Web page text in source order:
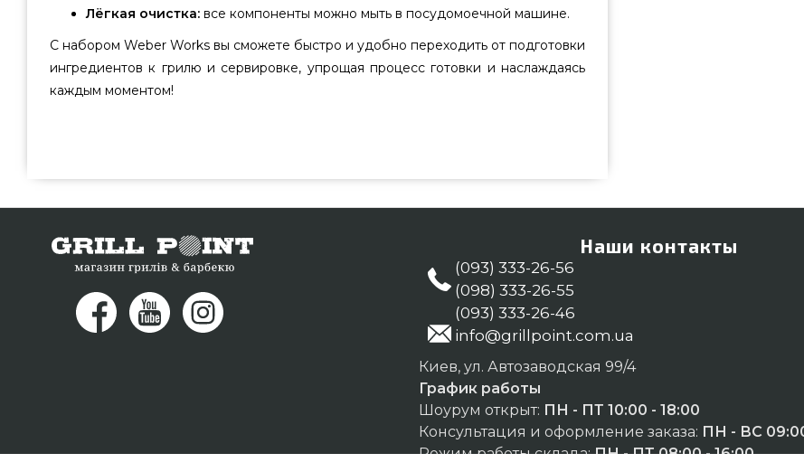
Лёгкая очистка: все компоненты можно мыть в посудомоечной машине.
С набором Weber Works вы сможете быстро и удобно переходить от подготовки
ингредиентов к грилю и сервировке, упрощая процесс готовки и наслаждаясь
каждым моментом!
магазине брендовых грилей Гриль Поинт. Смотрите и заказывайте также Миски в
магазине grillpoint.com.ua Позвоните нашим экспертам на телефонный номер 0(800)
Наши контакты
(093) 333-26-56
(098) 333-26-55
(093) 333-26-46
info@grillpoint.com.ua
Киев, ул. Автозаводская 99/4
График работы
Шоурум открыт: ПН - ПТ 10:00 - 18:00
Консультация и оформление заказа: ПН - ВС
Режим работы склада:ПН - ПТ 08:00 - 16:00